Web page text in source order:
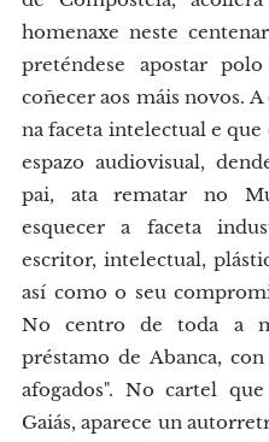
homenaxe neste
preténdese apostar
coñecer aos máis novos.
na faceta intelectual e que
espazo audiovisual,
pai, ata rematar no
esquecer a faceta
escritor, intelectual,
así como o seu
No centro de toda a
préstamo de Abanca,
afogados". No cartel
Gaiás, aparece un